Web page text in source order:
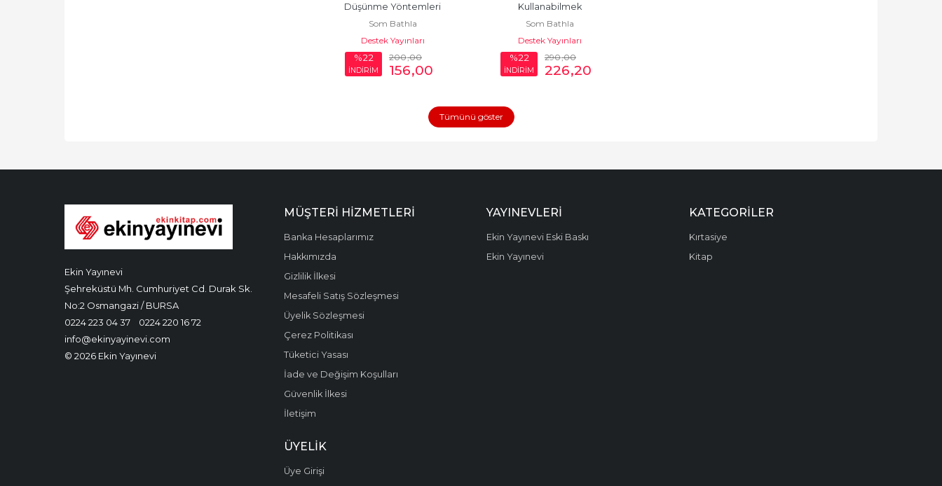
Düşünme Yöntemleri
Som Bathla
Destek Yayınları
%22
İNDİRİM
200,00
156,00
Kullanabilmek
Som Bathla
Destek Yayınları
%22
İNDİRİM
290,00
226,20
Tümünü göster
Ekin Yayınevi
Şehreküstü Mh. Cumhuriyet Cd. Durak Sk.
No:2 Osmangazi / BURSA
0224 223 04 37
0224 220 16 72
info@ekinyayinevi.com
© 2026 Ekin Yayınevi
MÜŞTERI HIZMETLERI
Banka Hesaplarımız
Hakkımızda
Gizlilik İlkesi
Mesafeli Satış Sözleşmesi
Üyelik Sözleşmesi
Çerez Politikası
Tüketici Yasası
İade ve Değişim Koşulları
Güvenlik İlkesi
İletişim
YAYINEVLERI
Ekin Yayınevi Eski Baskı
Ekin Yayınevi
KATEGORILER
Kırtasiye
Kitap
ÜYELIK
Üye Girişi